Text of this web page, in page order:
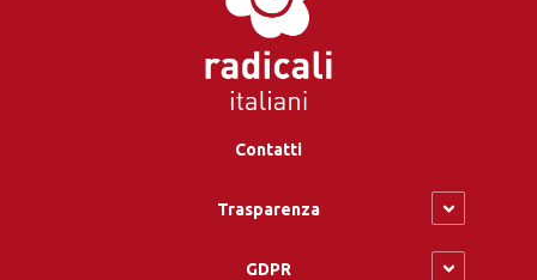
Contatti
Trasparenza
GDPR